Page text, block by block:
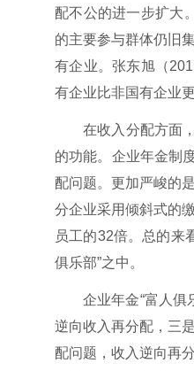
配不公的进一步扩大
的主要参与群体仍旧
有企业。张东旭（
有企业比非国有企业
在收入分配方面
的功能。企业年金制
配问题。更加严峻的
分企业采用倾斜式的
员工的32倍。 总的来
俱乐部”之中。
企业年金“富人俱
逆向收入再分配，三
配问题，收入逆向再